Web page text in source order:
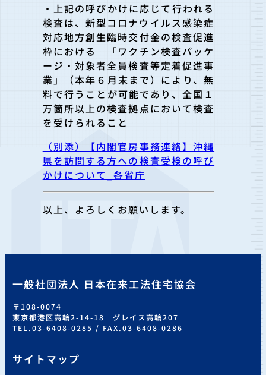
・上記の呼びかけに応じて行われる
検査は、新型コロナウイルス感染症
対応地方創生臨時交付金の検査促進
枠における 「ワクチン検査パッケ
ージ・対象者全員検査等定着促進事
業」（本年６月末まで）により、無
料で行うことが可能であり、全国１
万箇所以上の検査拠点において検査
を受けられること
（別添）【内閣官房事務連絡】沖縄
県を訪問する方への検査受検の呼び
かけについて_各省庁
以上、よろしくお願いします。
一般社団法人 日本在来工法住宅協会
〒108-0074
東京都港区高輪2-14-18 グレイス高輪207
TEL.03-6408-0285 / FAX.03-6408-0286
サイトマップ